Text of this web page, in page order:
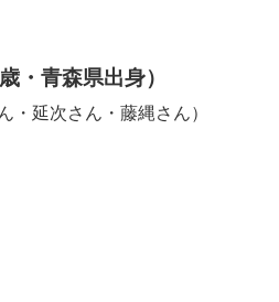
・青森県出身）
・延次さん・藤縄さん）